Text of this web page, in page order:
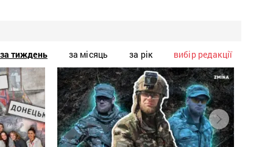
за тиждень за місяць за рік вибір редакції